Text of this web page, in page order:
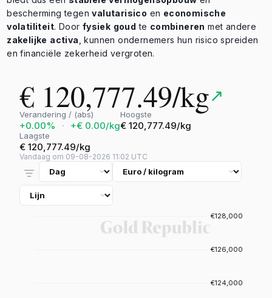
bescherming tegenvalutarisico en economische
volatiliteit. Door fysiek goud te combineren met andere
zakelijke activa , kunnen ondernemers hun risico spreiden
en financiële zekerheid vergroten.
€ 120,777.49/kg↗
Verandering / (abs)
+0.00% · +€ 0.00/kg
Hoogste
€ 120,777.49/kg
Laagste
€ 120,777.49/kg
Vandaag om 09-08-2026 11:02 UTC